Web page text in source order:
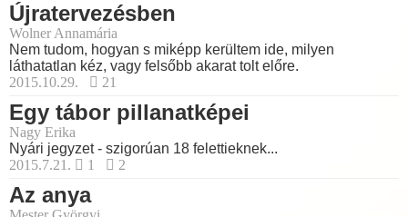
Újratervezésben
Wolner Annamária
Nem tudom, hogyan s miképp kerültem ide, milyen
láthatatlan kéz, vagy felsőbb akarat tolt előre.
2015.10.29.
21
Egy tábor pillanatképei
Nagy Erika
Nyári jegyzet - szigorúan 18 felettieknek...
2015.7.21.
1 2
Az anya